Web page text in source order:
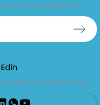
yararlanabilirsiniz.
edebilir ve paylaşabilirsiniz.